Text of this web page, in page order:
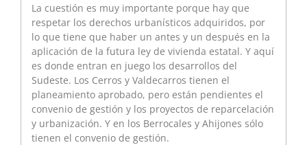
La cuestión es muy importante porque hay que
respetar los derechos urbanísticos adquiridos, por
lo que tiene que haber un antes y un después en la
aplicación de la futura ley de vivienda estatal. Y aquí
es donde entran en juego los desarrollos del
Sudeste. Los Cerros y Valdecarros tienen el
planeamiento aprobado, pero están pendientes el
convenio de gestión y los proyectos de reparcelación
y urbanización. Y en los Berrocales y Ahijones sólo
tienen el convenio de gestión.